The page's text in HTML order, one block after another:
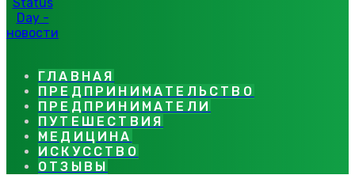
ГЛАВНАЯ
ПРЕДПРИНИМАТЕЛЬСТВО
ПРЕДПРИНИМАТЕЛИ
ПУТЕШЕСТВИЯ
МЕДИЦИНА
ИСКУССТВО
ОТЗЫВЫ